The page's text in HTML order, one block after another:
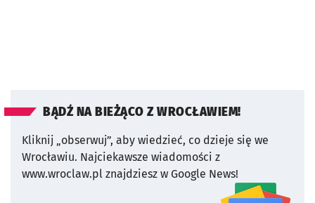
BĄDŹ NA BIEŻĄCO Z WROCŁAWIEM!
Kliknij „obserwuj”, aby wiedzieć, co dzieje się we
Wrocławiu. Najciekawsze wiadomości z
www.wroclaw.pl znajdziesz w Google News!